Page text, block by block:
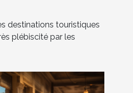
destinations touristiques
plébiscité par les